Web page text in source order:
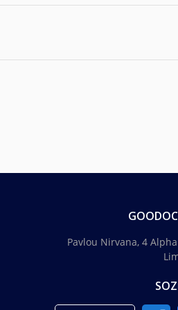
Pavlou Nirvana, 4